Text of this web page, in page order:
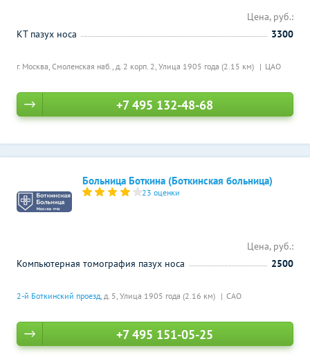
г. Москва, Смоленская наб., д. 2 корп. 2, Улица 1905 года (2.15 км) ЦАО
Цена, руб.:
КТ пазух носа
3300
+7 495 132-48-68
Больница Боткина (Боткинская больница)
23 оценки
2-й Боткинский проезд, д. 5, Улица 1905 года (2.16 км) САО
Цена, руб.:
Компьютерная томография пазух носа
2500
+7 495 151-05-25